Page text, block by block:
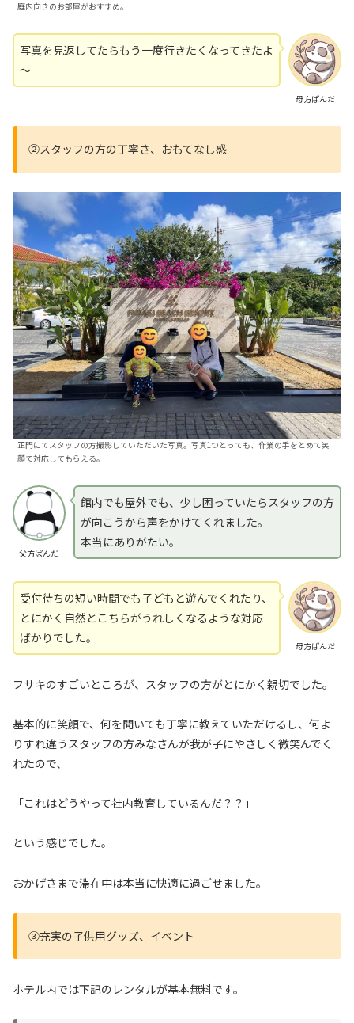
庭内向きのお部屋がおすすめ。
母方ぱんだ
写真を見返してたらもう一度行きたくなってきたよ
～
②スタッフの方の丁寧さ、おもてなし感
正門にてスタッフの方撮影していただいた写真。写真1つとっても、作業の手をとめて笑
顔で対応してもらえる。
父方ぱんだ
館内でも屋外でも、少し困っていたらスタッフの方
が向こうから声をかけてくれました。
本当にありがたい。
母方ぱんだ
受付待ちの短い時間でも子どもと遊んでくれたり、
とにかく自然とこちらがうれしくなるような対応
ばかりでした。
フサキのすごいところが、スタッフの方がとにかく親切でした。
基本的に笑顔で、何を聞いても丁寧に教えていただけるし、何よ
りすれ違うスタッフの方みなさんが我が子にやさしく微笑んでく
れたので、
「これはどうやって社内教育しているんだ？？」
という感じでした。
おかげさまで滞在中は本当に快適に過ごせました。
③充実の子供用グッズ、イベント
ホテル内では下記のレンタルが基本無料です。